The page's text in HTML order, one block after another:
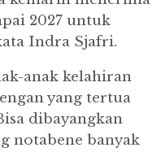
2027 untuk
Indra Sjafri.
anak kelahiran
yang tertua
dibayangkan
notabene banyak